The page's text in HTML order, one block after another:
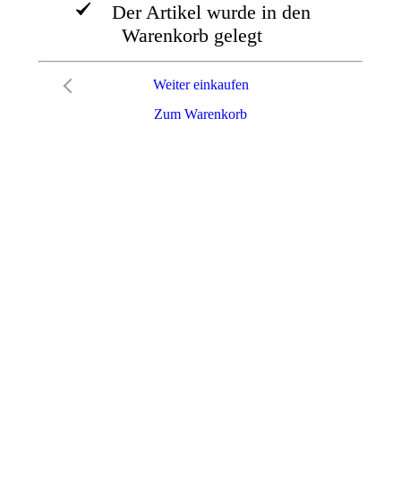
Der Artikel wurde in den
Warenkorb gelegt
Zum Warenkorb
Weiter einkaufen